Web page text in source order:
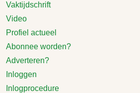
Vaktijdschrift
Video
Profiel actueel
Abonnee worden?
Adverteren?
Inloggen
Inlogprocedure